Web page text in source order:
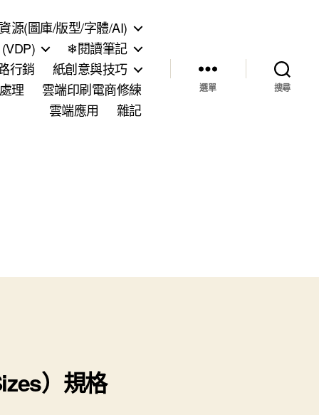
源(圖庫/版型/字體/AI)
❄閱讀筆記
行銷
紙創意與技巧
理
雲端印刷電商修練
雲端應用
雜記
選單 搜尋
）規格